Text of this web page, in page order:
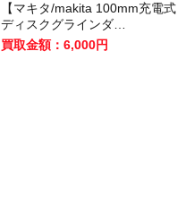
【マキタ/makita 100mm充電式
ディスクグラインダ
GA403DRGN】桶川市のお客様
から買取いたしました！
買取金額：6,000円